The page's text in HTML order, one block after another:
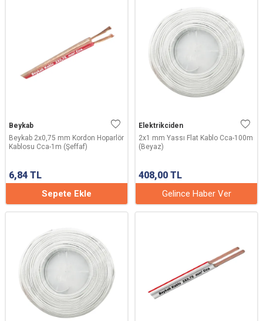
Beykab
Beykab 2x0,75 mm Kordon Hoparlör
Kablosu Cca-1m (Şeffaf)
6,84 TL
Sepete Ekle
Elektrikciden
2x1 mm Yassı Flat Kablo Cca-100m
(Beyaz)
408,00 TL
Gelince Haber Ver